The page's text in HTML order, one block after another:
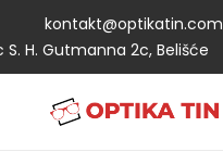
kontakt@optikatin.com
S. H. Gutmanna 2c, Belišće